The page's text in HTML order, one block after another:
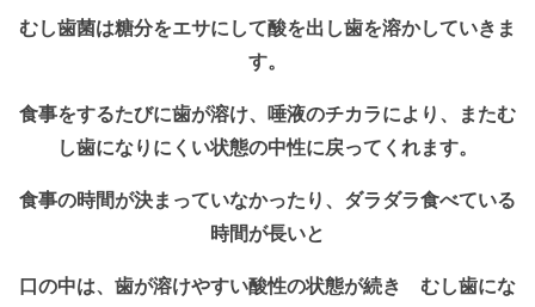
むし歯菌は糖分をエサにして酸を出し歯を溶かしていきま
す。
食事をするたびに歯が溶け、唾液のチカラにより、またむ
し歯になりにくい状態の中性に戻ってくれます。
食事の時間が決まっていなかったり、ダラダラ食べている
時間が長いと
口の中は、歯が溶けやすい酸性の状態が続き むし歯にな